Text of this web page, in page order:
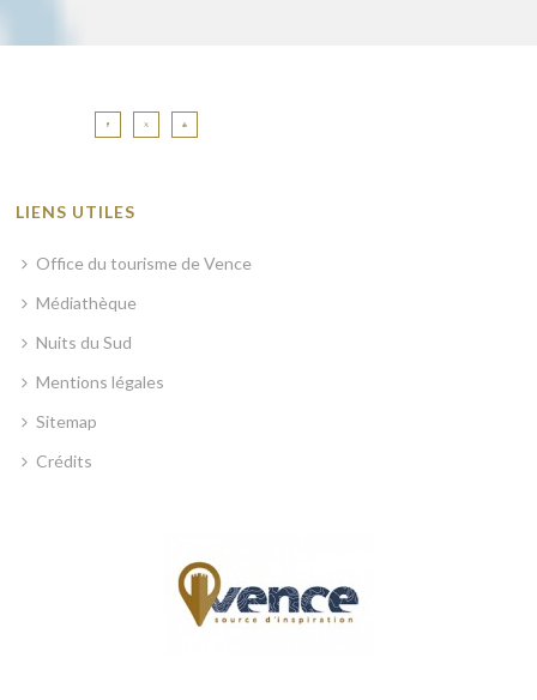
LIENS UTILES
Office du tourisme de Vence
Médiathèque
Nuits du Sud
Mentions légales
Sitemap
Crédits